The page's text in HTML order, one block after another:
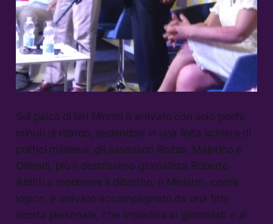
Sul palco di ieri Minniti è arrivato con solo pochi
minuti di ritardo, sedendosi in una folta schiera di
politici milanesi: gli assessori Rozza, Majorino e
Orlandi, più il destrissimo giornalista Roberto
Arditti a moderare il dibattito. Il Ministro, com’è
logico, è arrivato accompagnato da una fitta
scorta personale, che impediva ai giornalisti e ai